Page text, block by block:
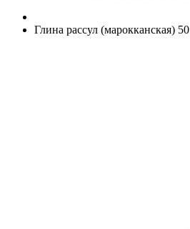
Глина рассул (марокканская)